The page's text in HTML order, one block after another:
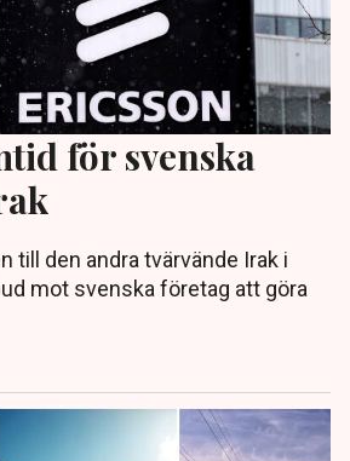
för svenska
till den andra tvärvände Irak i
mot svenska företag att göra